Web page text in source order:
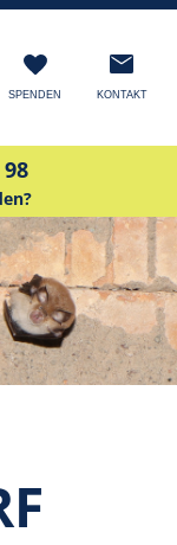
SPENDEN KONTAKT